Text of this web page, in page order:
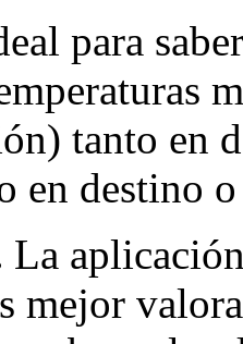
para
tanto en
en destino
La
mejor